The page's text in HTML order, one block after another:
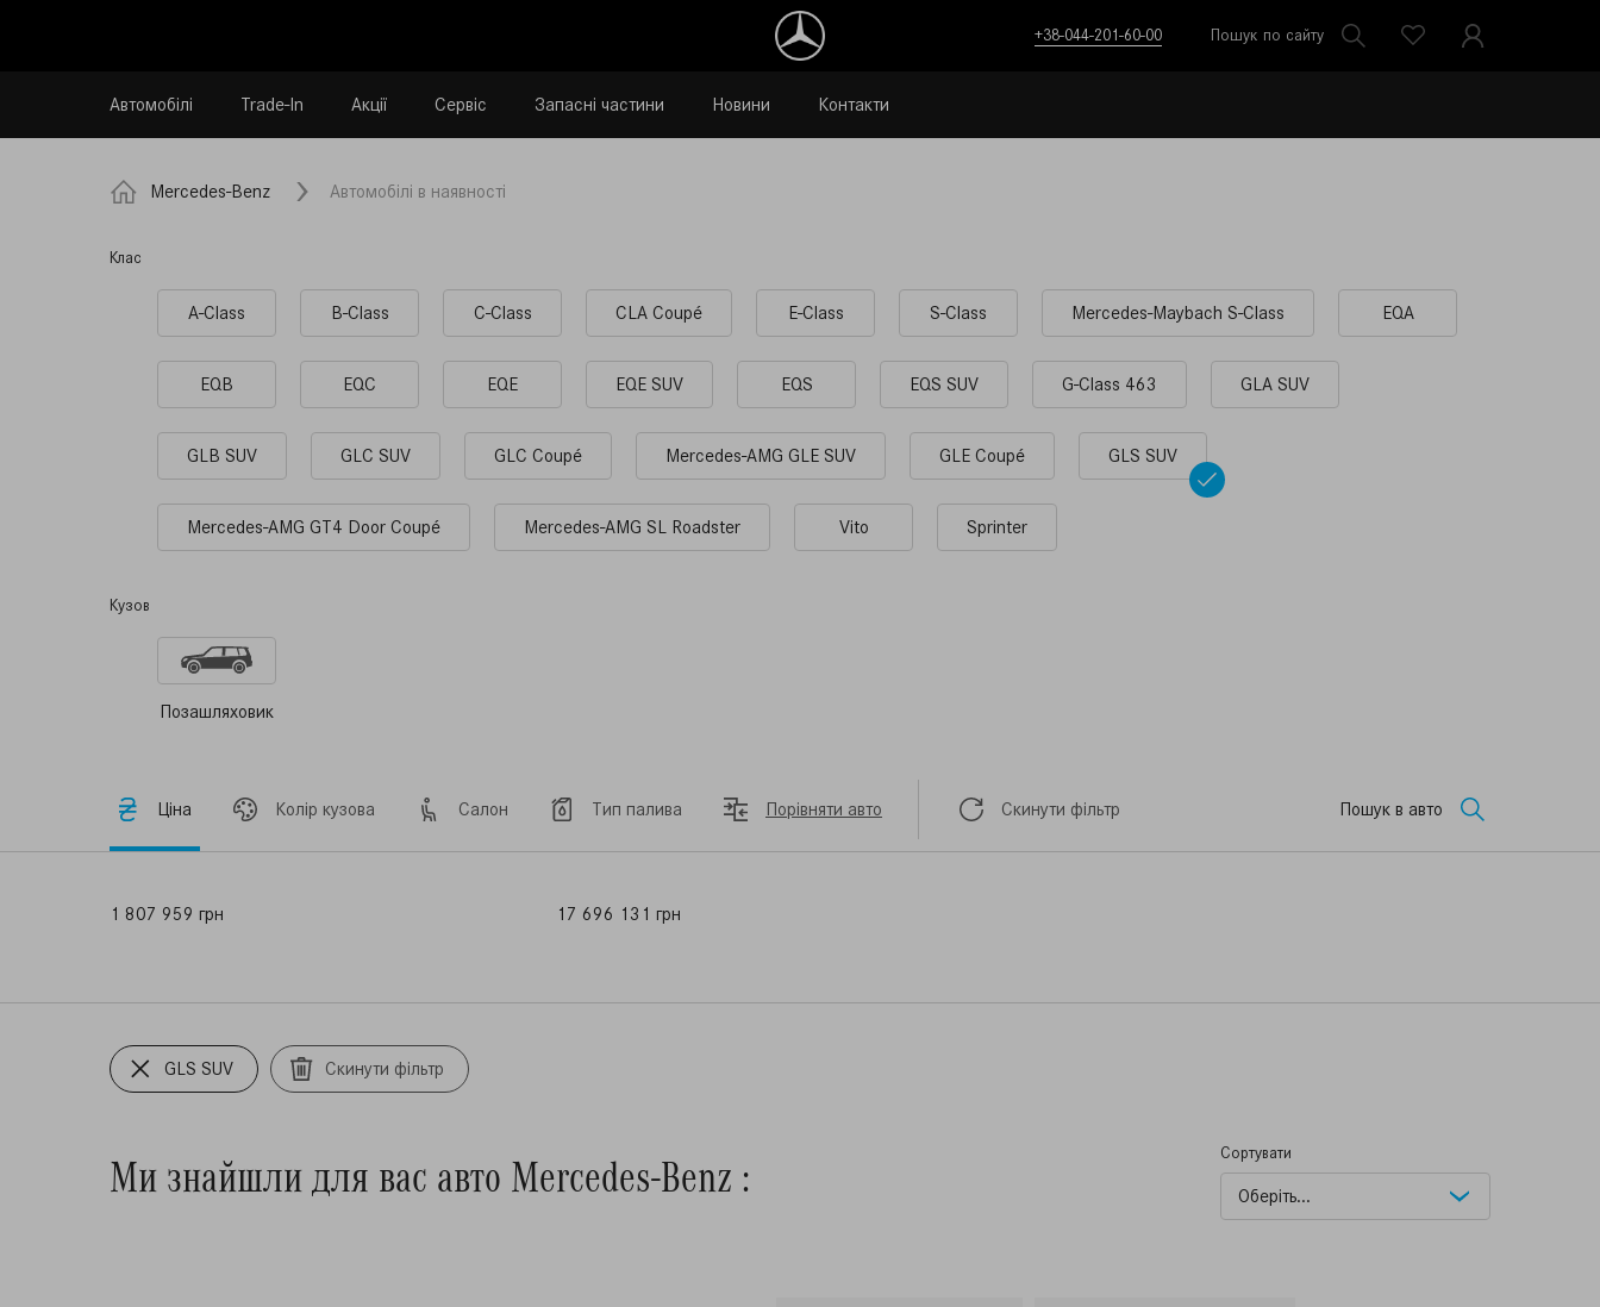
+38-044-201-60-00 Пошук по сайту
Автомобілі Trade-In Акції Сервіс Запасні частини Новини Контакти
Mercedes-Benz Автомобілі в наявності
Клас
A-Class B-Class C-Class CLA Coupé E-Class S-Class Mercedes-Maybach S-Class EQA
EQB EQC EQE EQE SUV EQS EQS SUV G-Сlass 463 GLA SUV
GLB SUV GLC SUV GLC Coupé Mercedes-AMG GLE SUV GLE Coupé GLS SUV
Mercedes-AMG GT4 Door Coupé Mercedes-AMG SL Roadster Vito Sprinter
Кузов
Позашляховик
Ціна Колір кузова Салон Тип палива Порівняти авто Скинути фільтр Пошук в авто
1 807 959 грн 17 696 131 грн
GLS SUV Скинути фільтр
Ми знайшли для вас авто Mercedes-Benz : Сортувати